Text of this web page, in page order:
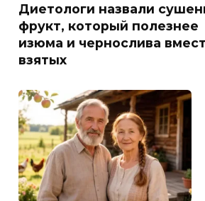
Диетологи назвали
фрукт, который полезнее
изюма и чернослива
взятых